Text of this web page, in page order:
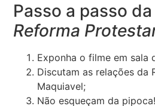
Passo a passo
Reforma
Exponha o filme em sala
Discutam as relações da
Maquiavel;
Não esqueçam da pipoca!